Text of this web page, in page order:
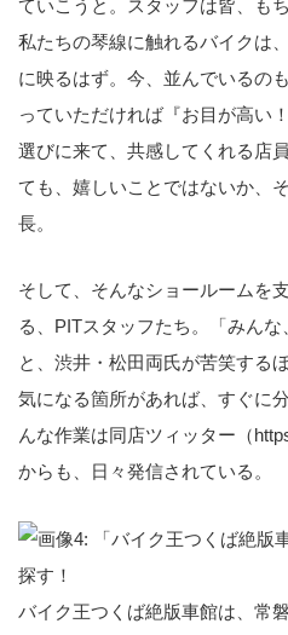
ていこうと。スタッフは皆、も
私たちの琴線に触れるバイクは
に映るはず。今、並んでいるの
っていただければ『お目が高い
選びに来て、共感してくれる店
ても、嬉しいことではないか、
長。
そして、そんなショールームを
る、PITスタッフたち。「みんな
と、渋井・松田両氏が苦笑する
気になる箇所があれば、すぐに
んな作業は同店ツィッター（
からも、日々発信されている。
バイク王つくば絶版車館は、常